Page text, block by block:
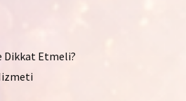
Dikkat Etmeli?